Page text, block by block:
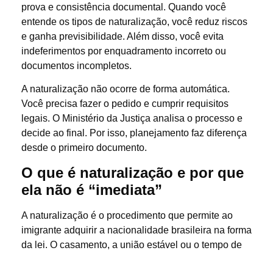
prova e consistência documental. Quando você
entende os tipos de naturalização, você reduz riscos
e ganha previsibilidade. Além disso, você evita
indeferimentos por enquadramento incorreto ou
documentos incompletos.
A naturalização não ocorre de forma automática.
Você precisa fazer o pedido e cumprir requisitos
legais. O Ministério da Justiça analisa o processo e
decide ao final. Por isso, planejamento faz diferença
desde o primeiro documento.
O que é naturalização e por que
ela não é “imediata”
A naturalização é o procedimento que permite ao
imigrante adquirir a nacionalidade brasileira na forma
da lei. O casamento, a união estável ou o tempo de